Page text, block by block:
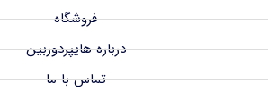
فروشگاه
درباره هایپردوربین
تماس با ما